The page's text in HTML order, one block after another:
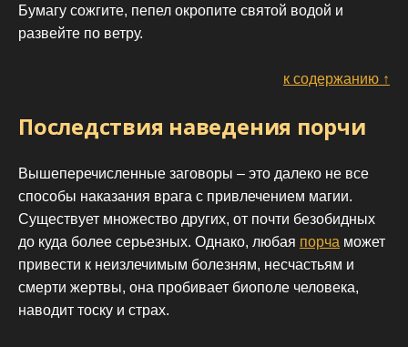
Бумагу сожгите, пепел окропите святой водой и
развейте по ветру.
к содержанию ↑
Последствия наведения порчи
Вышеперечисленные заговоры – это далеко не все
способы наказания врага с привлечением магии.
Существует множество других, от почти безобидных
до куда более серьезных. Однако, любая порча может
привести к неизлечимым болезням, несчастьям и
смерти жертвы, она пробивает биополе человека,
наводит тоску и страх.